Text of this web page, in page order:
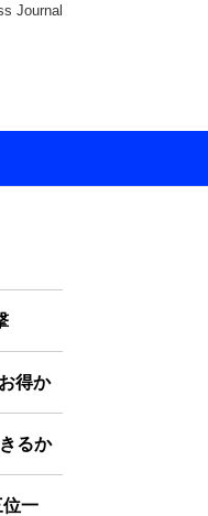
Journal
得か
るか
位一